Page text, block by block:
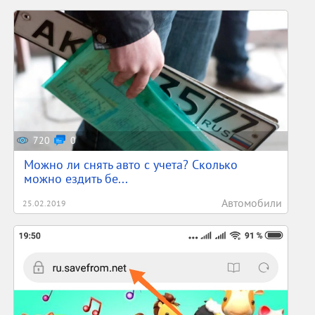
720 0
Можно ли снять авто с учета? Сколько
можно ездить бе...
25.02.2019 Автомобили